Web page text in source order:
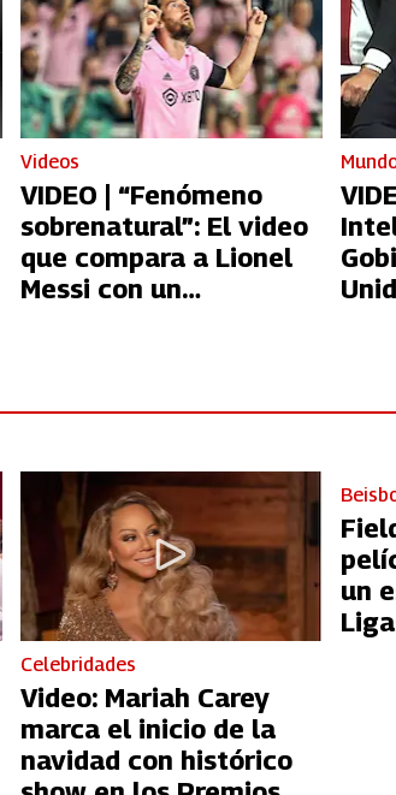
Videos
VIDEO | “Fenómeno
sobrenatural”: El video
que compara a Lionel
Messi con un
Celebridades
Video: Mariah Carey
marca el inicio de la
navidad con histórico
un